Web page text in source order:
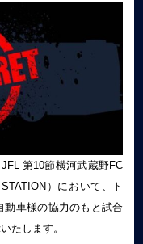
第10節横河武蔵野FC
）において、ト
動車様の協力のもと試合
たします。